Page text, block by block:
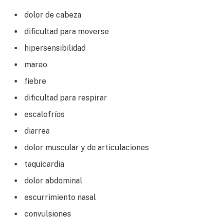
dolor de cabeza
dificultad para moverse
hipersensibilidad
mareo
fiebre
dificultad para respirar
escalofríos
diarrea
dolor muscular y de articulaciones
taquicardia
dolor abdominal
escurrimiento nasal
convulsiones